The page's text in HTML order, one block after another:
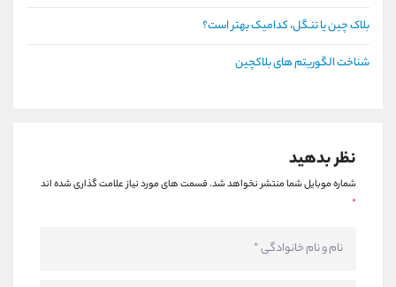
بلاک چین یا تنگل، کدامیک بهتر است؟
شناخت الگوریتم های بلاکچین
نظر بدهید
شماره موبایل شما منتشر نخواهد شد.قسمت های مورد نیاز علامت گذاری شده اند
*